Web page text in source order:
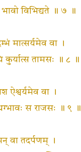
विभिद्यते ॥ ७ ॥
मात्सर्यमेव वा ।
कुर्यात्स तामसः ॥ ८ ॥
ऐश्वर्यमेव वा ।
स राजसः ॥ ९ ॥
वा तदर्पणम् ।